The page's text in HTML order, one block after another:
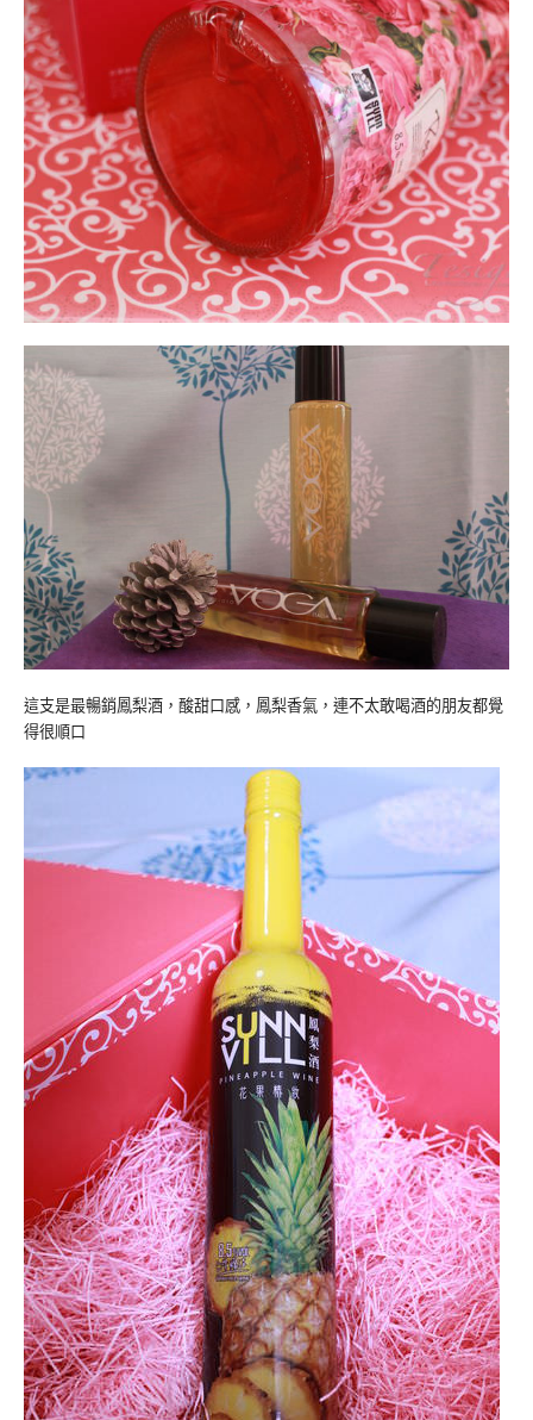
這支是最暢銷鳳梨酒，酸甜口感，鳳梨香氣，連不太敢喝酒的朋友都覺
得很順口